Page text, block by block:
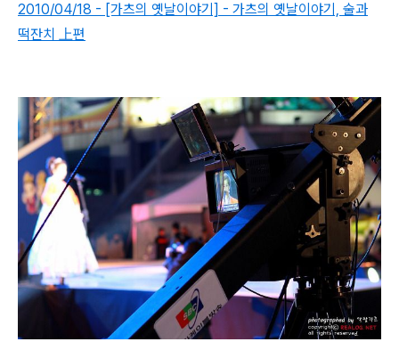
2010/04/18 - [가츠의 옛날이야기] - 가츠의 옛날이야기, 술과
떡잔치 上편